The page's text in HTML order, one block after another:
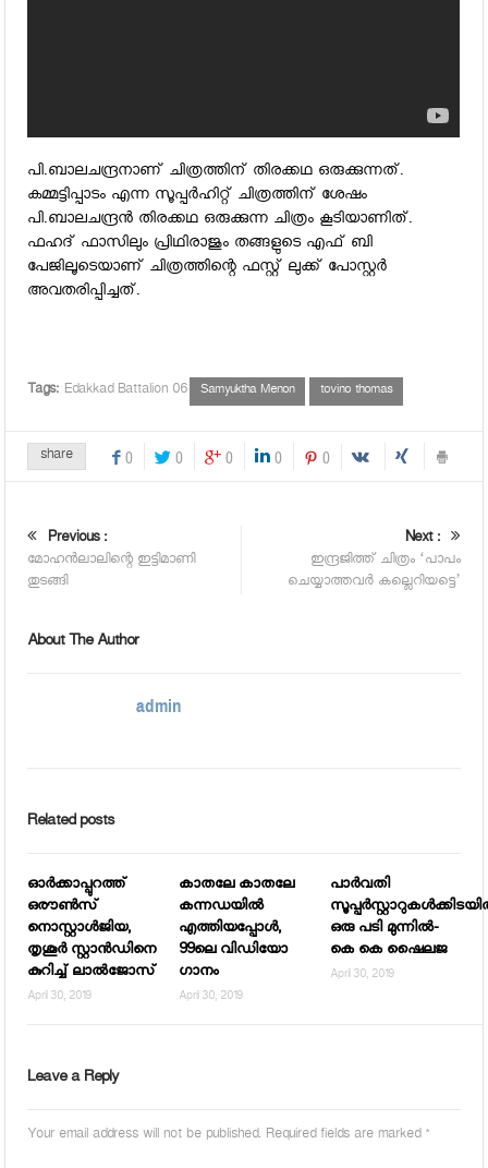
പി.ബാലചന്ദ്രനാണ് ചിത്രത്തിന് തിരക്കഥ ഒരുക്കുന്നത്.
കമ്മട്ടിപ്പാടം എന്ന സൂപ്പര്‍ഹിറ്റ് ചിത്രത്തിന് ശേഷം
പി.ബാലചന്ദ്രന്‍ തിരക്കഥ ഒരുക്കുന്ന ചിത്രം കൂടിയാണിത്.
ഫഹദ് ഫാസിലും പ്രിഥിരാജും തങ്ങളുടെ എഫ് ബി
പേജിലൂടെയാണ് ചിത്രത്തിന്റെ ഫസ്റ്റ് ലുക്ക് പോസ്റ്റര്‍
അവതരിപ്പിച്ചത്.
Tags: Edakkad Battalion 06 Samyuktha Menon tovino thomas
share 0 0 0 0 0
Previous :
മോഹന്‍ലാലിന്റെ ഇട്ടിമാണി
തുടങ്ങി
Next :
ഇന്ദ്രജിത്ത് ചിത്രം ‘പാപം
ചെയ്യാത്തവര്‍ കല്ലെറിയട്ടെ’
About The Author
admin
Related posts
ഓര്‍ക്കാപ്പുറത്ത്
ഒരൗണ്‍സ്
നൊസ്റ്റാള്‍ജിയ,
തൃശൂര്‍ സ്റ്റാന്‍ഡിനെ
കുറിച്ച് ലാല്‍ജോസ്
April 30, 2019
കാതലേ കാതലേ
കന്നഡയില്‍
എത്തിയപ്പോള്‍,
99ലെ വിഡിയോ
ഗാനം
April 30, 2019
പാര്‍വതി
ഒരു പടി മുന്നില്‍-
കെ കെ ഷൈലജ
April 30, 2019
Leave a Reply
Your email address will not be published. Required fields are marked *